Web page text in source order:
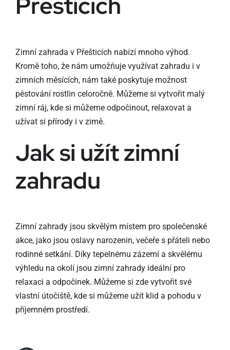
Zimní zahrada v Přešticích nabízí mnoho výhod.
Kromě toho, že nám umožňuje využívat zahradu i v
zimních měsících, nám také poskytuje možnost
pěstování rostlin celoročně. Můžeme si vytvořit malý
zimní ráj, kde si můžeme odpočinout, relaxovat a
užívat si přírody i v zimě.
Jak si užít zimní
zahradu
Zimní zahrady jsou skvělým místem pro společenské
akce, jako jsou oslavy narozenin, večeře s přáteli nebo
rodinné setkání. Díky tepelnému zázemí a skvělému
výhledu na okolí jsou zimní zahrady ideální pro
relaxaci a odpočinek. Můžeme si zde vytvořit své
vlastní útočiště, kde si můžeme užít klid a pohodu v
příjemném prostředí.